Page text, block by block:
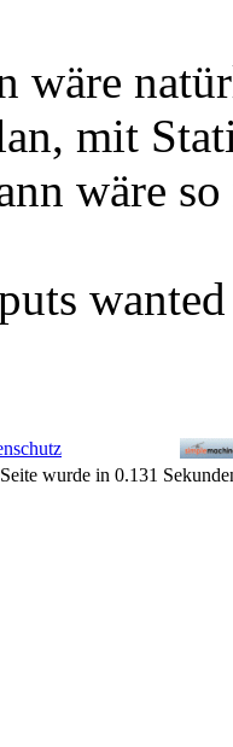
wäre
mit
wäre
wurde in 0.131